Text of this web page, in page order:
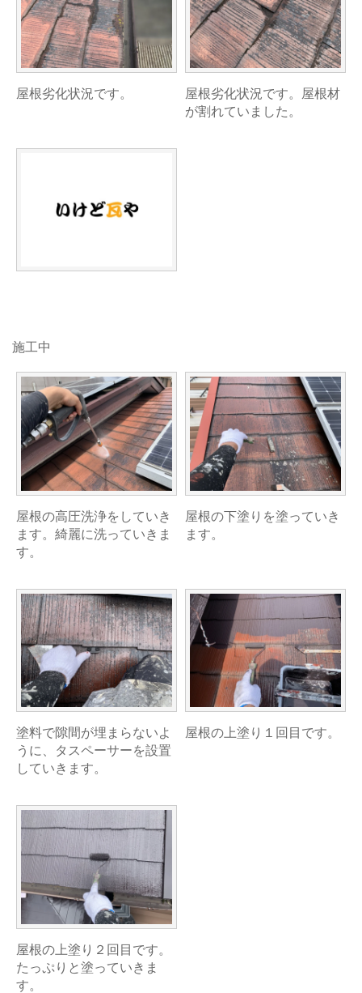
屋根劣化状況です。
屋根劣化状況です。屋根材
が割れていました。
施工中
屋根の高圧洗浄をしていき
ます。綺麗に洗っていきま
す。
屋根の下塗りを塗っていき
ます。
塗料で隙間が埋まらないよ
うに、タスペーサーを設置
していきます。
屋根の上塗り１回目です。
屋根の上塗り２回目です。
たっぷりと塗っていきま
す。